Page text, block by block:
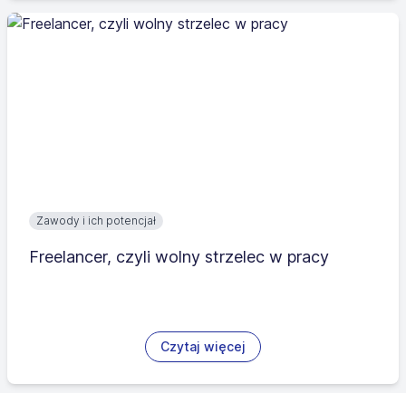
Zawody i ich potencjał
Freelancer, czyli wolny strzelec w pracy
Czytaj więcej